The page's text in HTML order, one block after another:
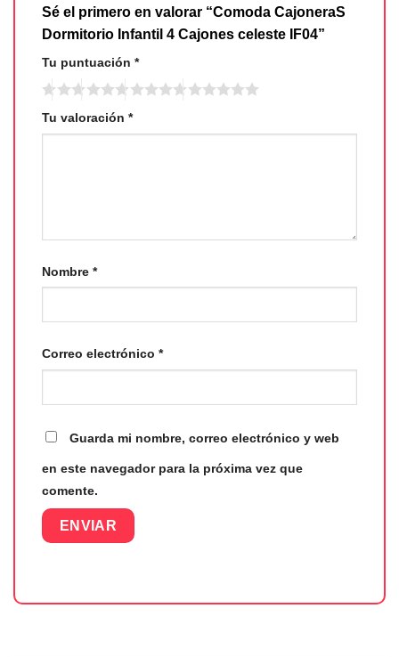
Sé el primero en valorar “Comoda CajoneraS
Dormitorio Infantil 4 Cajones celeste IF04”
Tu puntuación *
Tu valoración *
Nombre *
Correo electrónico *
Guarda mi nombre, correo electrónico y web
en este navegador para la próxima vez que
comente.